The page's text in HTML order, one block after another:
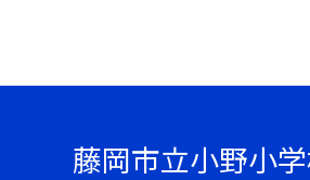
藤岡市立小野小